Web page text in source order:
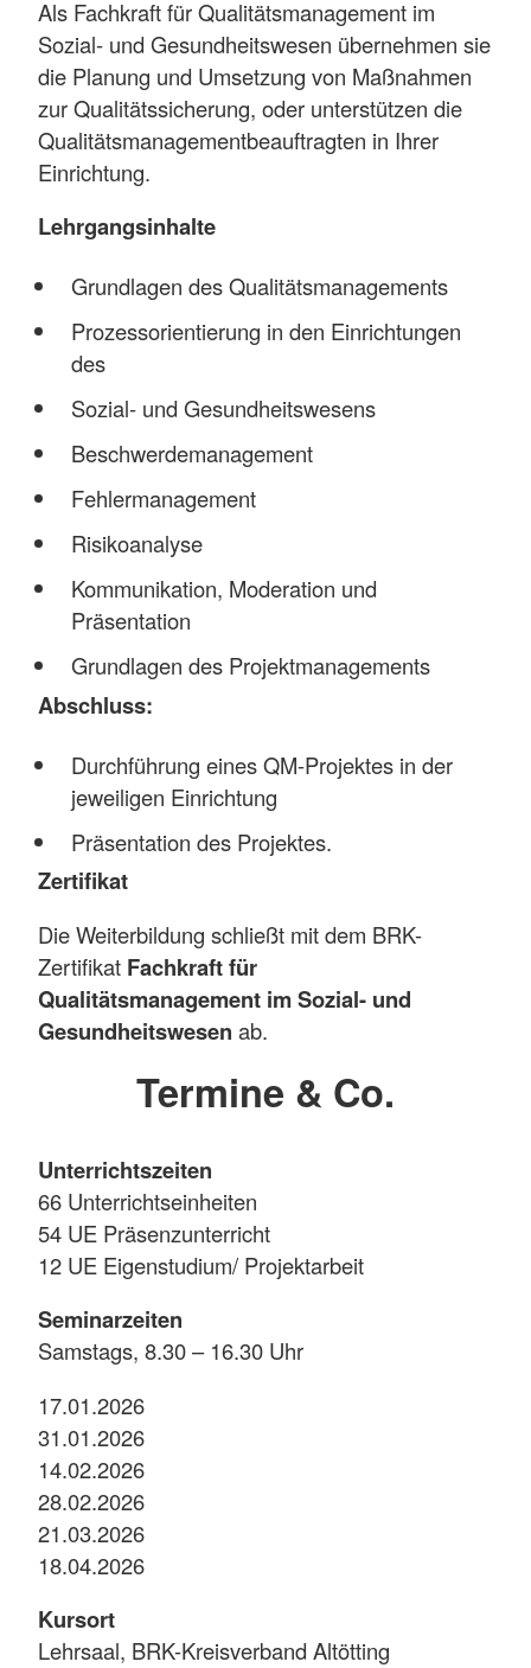
Als Fachkraft für Qualitätsmanagement im
Sozial- und Gesundheitswesen übernehmen sie
die Planung und Umsetzung von Maßnahmen
zur Qualitätssicherung, oder unterstützen die
Qualitätsmanagementbeauftragten in Ihrer
Einrichtung.
Lehrgangsinhalte
Grundlagen des Qualitätsmanagements
Prozessorientierung in den Einrichtungen
des
Sozial- und Gesundheitswesens
Beschwerdemanagement
Fehlermanagement
Risikoanalyse
Kommunikation, Moderation und
Präsentation
Grundlagen des Projektmanagements
Abschluss:
Durchführung eines QM-Projektes in der
jeweiligen Einrichtung
Präsentation des Projektes.
Zertifikat
Die Weiterbildung schließt mit dem BRK-
Zertifikat Fachkraft für
Qualitätsmanagement im Sozial- und
Gesundheitswesen ab.
Termine & Co.
Unterrichtszeiten
66 Unterrichtseinheiten
54 UE Präsenzunterricht
12 UE Eigenstudium/ Projektarbeit
Seminarzeiten
Samstags, 8.30 – 16.30 Uhr
17.01.2026
31.01.2026
14.02.2026
28.02.2026
21.03.2026
18.04.2026
Kursort
Lehrsaal, BRK-Kreisverband Altötting